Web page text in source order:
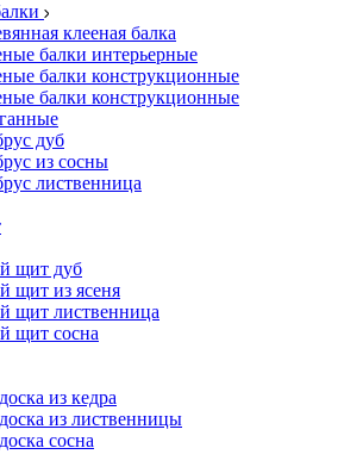
клееная балка
балки интерьерные
балки конструкционные
балки конструкционные
дуб
из сосны
лиственница
щит дуб
щит из ясеня
щит лиственница
щит сосна
из кедра
из лиственницы
сосна